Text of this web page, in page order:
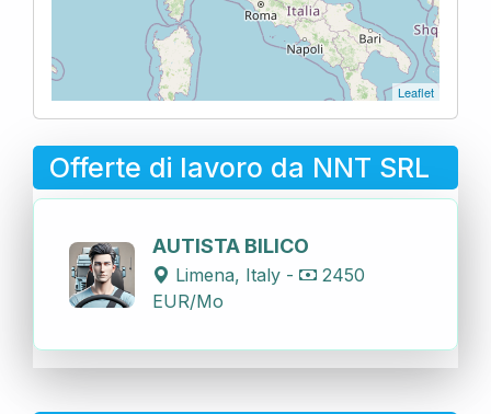
Leaflet
Offerte di lavoro da NNT SRL
AUTISTA BILICO
Limena, Italy -
2450
EUR/Mo